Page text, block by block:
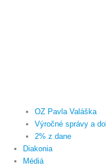
OZ Pavla Valáška
Výročné správy a
2% z dane
Diakonia
Médiá